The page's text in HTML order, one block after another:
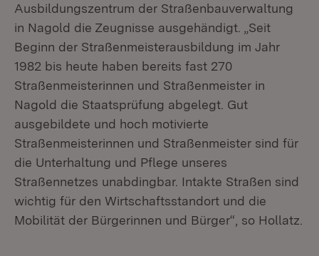
Ausbildungszentrum der Straßenbauverwaltung
in Nagold die Zeugnisse ausgehändigt. „Seit
Beginn der Straßenmeisterausbildung im Jahr
1982 bis heute haben bereits fast 270
Straßenmeisterinnen und Straßenmeister in
Nagold die Staatsprüfung abgelegt. Gut
ausgebildete und hoch motivierte
Straßenmeisterinnen und Straßenmeister sind für
die Unterhaltung und Pflege unseres
Straßennetzes unabdingbar. Intakte Straßen sind
wichtig für den Wirtschaftsstandort und die
Mobilität der Bürgerinnen und Bürger“, so Hollatz.